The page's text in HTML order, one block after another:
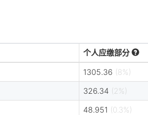
个人应缴部分
1305.36 (8%)
326.34 (2%)
48.951 (0.3%)